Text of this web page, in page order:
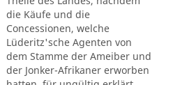
die Käufe und die
Concessionen, welche
Lüderitz'sche Agenten von
dem Stamme der Ameiber und
der Jonker-Afrikaner erworben